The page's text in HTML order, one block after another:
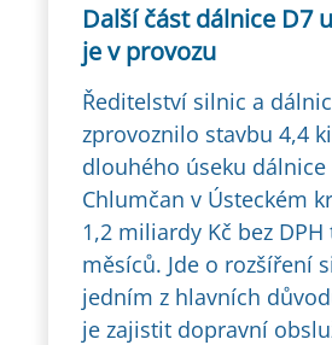
Další část dálnice D7
je v provozu
Ředitelství silnic a dálnic
zprovoznilo stavbu 4,4
dlouhého úseku dálnice
Chlumčan v Ústeckém
1,2 miliardy Kč bez
měsíců. Jde o rozšíření
jedním z hlavních
je zajistit dopravní